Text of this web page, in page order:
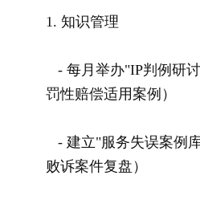
1. 知识管理
- 每月举办"IP判例研
罚性赔偿适用案例）
- 建立"服务失误案例
败诉案件复盘）